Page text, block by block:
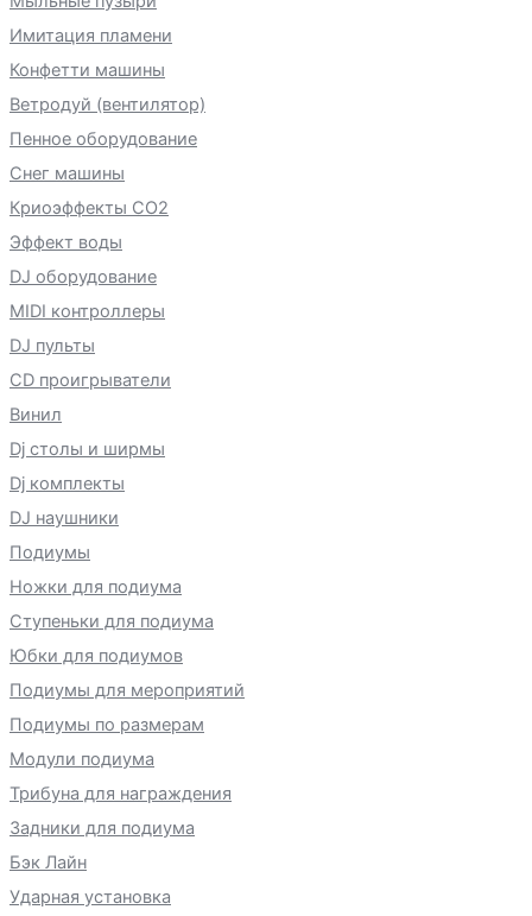
Имитация пламени
Конфетти машины
Ветродуй (вентилятор)
Пенное оборудование
Снег машины
Криоэффекты CO2
Эффект воды
DJ оборудование
MIDI контроллеры
DJ пульты
CD проигрыватели
Винил
Dj столы и ширмы
Dj комплекты
DJ наушники
Подиумы
Ножки для подиума
Ступеньки для подиума
Юбки для подиумов
Подиумы для мероприятий
Подиумы по размерам
Модули подиума
Трибуна для награждения
Задники для подиума
Бэк Лайн
Ударная установка